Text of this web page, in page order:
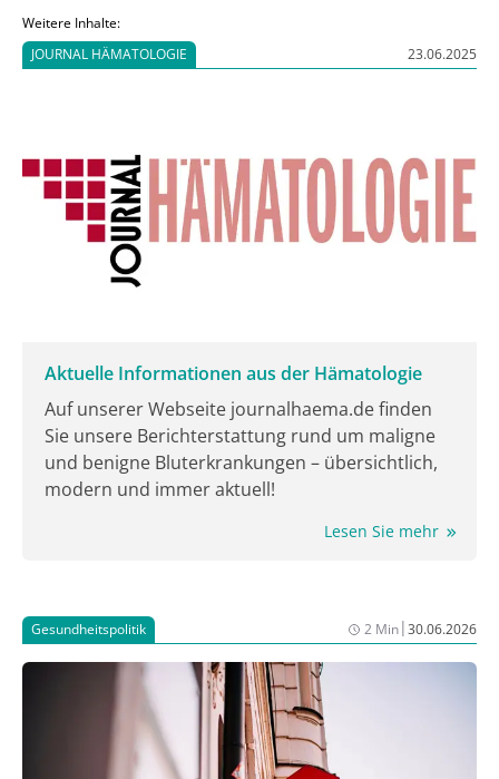
Universitätsklinikum Würzburg, im Rahmen einer
virtuellen Pressekonferenz erläutert.
Weitere Inhalte:
JOURNAL HÄMATOLOGIE
23.06.2025
Aktuelle Informationen aus der Hämatologie
Auf unserer Webseite journalhaema.de finden
Sie unsere Berichterstattung rund um maligne
und benigne Bluterkrankungen – übersichtlich,
modern und immer aktuell!
Lesen Sie mehr
Gesundheitspolitik 2 Min|30.06.2026